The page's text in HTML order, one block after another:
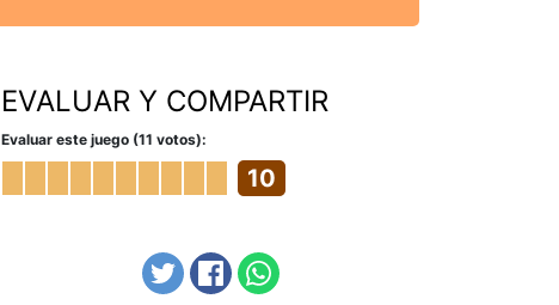
EVALUAR Y COMPARTIR
Evaluar este juego (11 votos):
10